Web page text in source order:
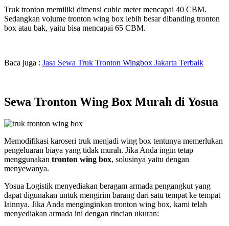
Truk tronton memiliki dimensi cubic meter mencapai 40 CBM.
Sedangkan volume tronton wing box lebih besar dibanding tronton
box atau bak, yaitu bisa mencapai 65 CBM.
Baca juga : Jasa Sewa Truk Tronton Wingbox Jakarta Terbaik
Sewa Tronton Wing Box Murah di Yosua
Memodifikasi karoseri truk menjadi wing box tentunya memerlukan
pengeluaran biaya yang tidak murah. Jika Anda ingin tetap
menggunakan tronton wing box, solusinya yaitu dengan
menyewanya.
Yosua Logistik menyediakan beragam armada pengangkut yang
dapat digunakan untuk mengirim barang dari satu tempat ke tempat
lainnya. Jika Anda menginginkan tronton wing box, kami telah
menyediakan armada ini dengan rincian ukuran: